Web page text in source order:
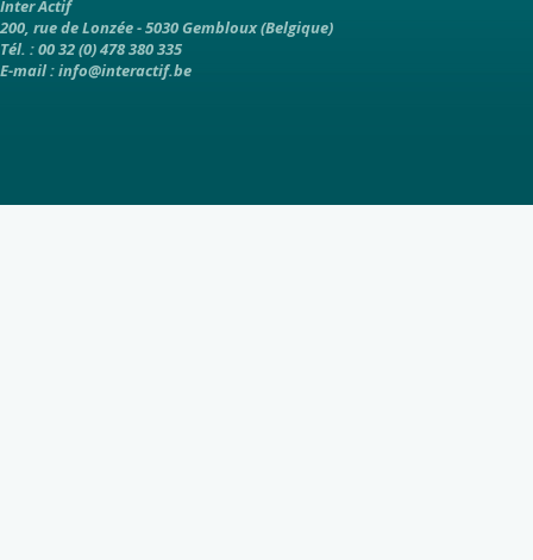
Inter Actif
200, rue de Lonzée - 5030 Gembloux (Belgique)
Tél. : 00 32 (0) 478 380 335
E-mail :info@interactif.be